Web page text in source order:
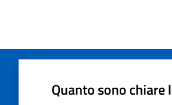
Quanto sono